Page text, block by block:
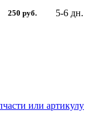
250 руб. 5-6 дн.
или артикулу